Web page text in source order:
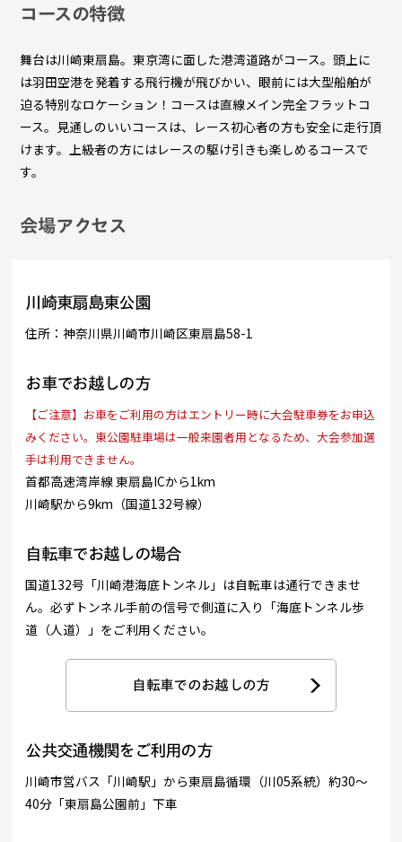
コースの特徴
舞台は川崎東扇島。東京湾に面した港湾道路がコース。頭上に
は羽田空港を発着する飛行機が飛びかい、眼前には大型船舶が
迫る特別なロケーション！コースは直線メイン完全フラットコ
ース。見通しのいいコースは、レース初心者の方も安全に走行頂
けます。上級者の方にはレースの駆け引きも楽しめるコースで
す。
会場アクセス
川崎東扇島東公園
住所：神奈川県川崎市川崎区東扇島58-1
お車でお越しの方
【ご注意】お車をご利用の方はエントリー時に大会駐車券をお申込
みください。東公園駐車場は一般来園者用となるため、大会参加選
手は利用できません。
首都高速湾岸線 東扇島ICから1km
川崎駅から9km（国道132号線）
自転車でお越しの場合
国道132号「川崎港海底トンネル」は自転車は通行できませ
ん。必ずトンネル手前の信号で側道に入り「海底トンネル歩
道（人道）」をご利用ください。
自転車でのお越しの方
公共交通機関をご利用の方
川崎市営バス「川崎駅」から東扇島循環（川05系統）約30～
40分「東扇島公園前」下車